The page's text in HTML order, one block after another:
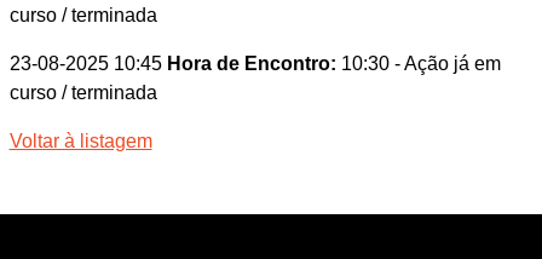
curso / terminada
23-08-2025 10:45 Hora de Encontro: 10:30 - Ação já em
curso / terminada
Voltar à listagem